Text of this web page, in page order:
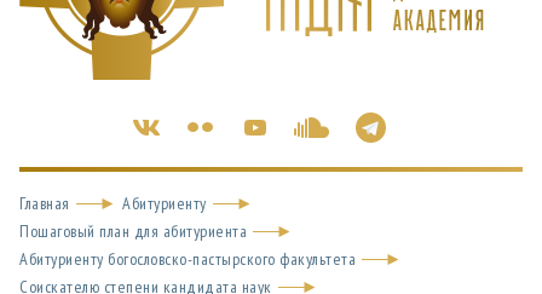
Главная
Абитуриенту
Пошаговый план для абитуриента
Абитуриенту богословско-пастырского факультета
Соискателю степени кандидата наук